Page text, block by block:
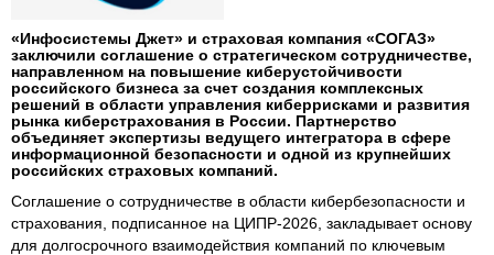
«Инфосистемы Джет» и страховая компания «СОГАЗ»
заключили соглашение о стратегическом сотрудничестве,
направленном на повышение киберустойчивости
российского бизнеса за счет создания комплексных
решений в области управления киберрисками и развития
рынка киберстрахования в России. Партнерство
объединяет экспертизы ведущего интегратора в сфере
информационной безопасности и одной из крупнейших
российских страховых компаний.
Соглашение о сотрудничестве в области кибербезопасности и
страхования, подписанное на ЦИПР-2026, закладывает основу
для долгосрочного взаимодействия компаний по ключевым